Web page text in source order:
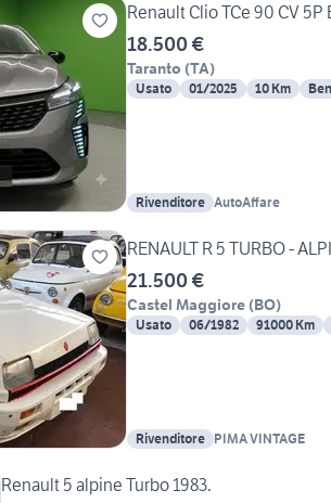
Renault Clio TCe 90 CV
18.500 €
Taranto (TA)
Usato 01/2025 10 Km
Rivenditore AutoAffare
RENAULT R 5 TURBO -
21.500 €
Castel Maggiore (BO)
Usato 06/1982 91000 Km
Rivenditore PIMA VINTAGE
Renault 5 alpine Turbo 1983.